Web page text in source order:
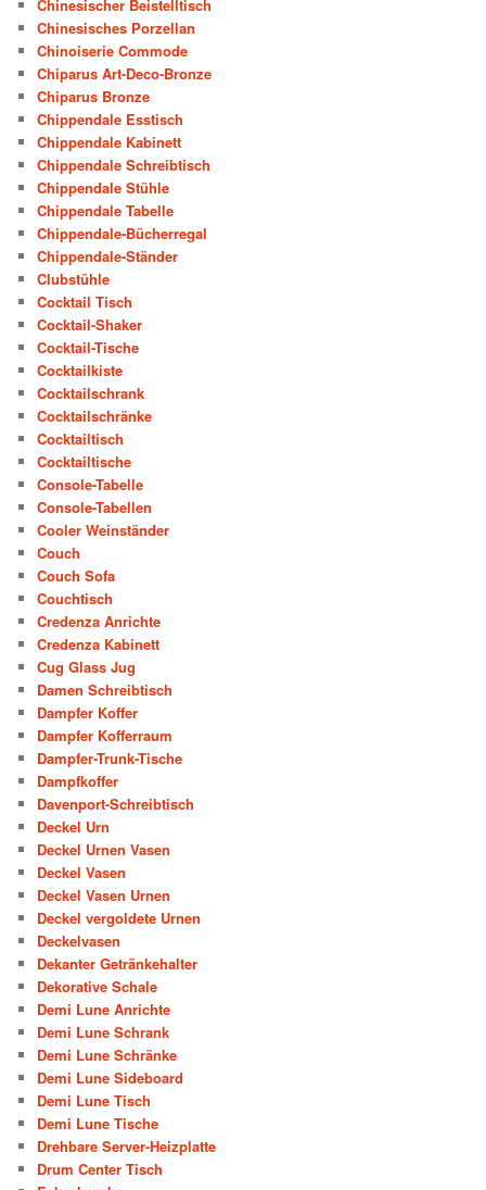
Chinesischer Beistelltisch
Chinesisches Porzellan
Chinoiserie Commode
Chiparus Art-Deco-Bronze
Chiparus Bronze
Chippendale Esstisch
Chippendale Kabinett
Chippendale Schreibtisch
Chippendale Stühle
Chippendale Tabelle
Chippendale-Bücherregal
Chippendale-Ständer
Clubstühle
Cocktail Tisch
Cocktail-Shaker
Cocktail-Tische
Cocktailkiste
Cocktailschrank
Cocktailschränke
Cocktailtisch
Cocktailtische
Console-Tabelle
Console-Tabellen
Cooler Weinständer
Couch
Couch Sofa
Couchtisch
Credenza Anrichte
Credenza Kabinett
Cug Glass Jug
Damen Schreibtisch
Dampfer Koffer
Dampfer Kofferraum
Dampfer-Trunk-Tische
Dampfkoffer
Davenport-Schreibtisch
Deckel Urn
Deckel Urnen Vasen
Deckel Vasen
Deckel Vasen Urnen
Deckel vergoldete Urnen
Deckelvasen
Dekanter Getränkehalter
Dekorative Schale
Demi Lune Anrichte
Demi Lune Schrank
Demi Lune Schränke
Demi Lune Sideboard
Demi Lune Tisch
Demi Lune Tische
Drehbare Server-Heizplatte
Drum Center Tisch